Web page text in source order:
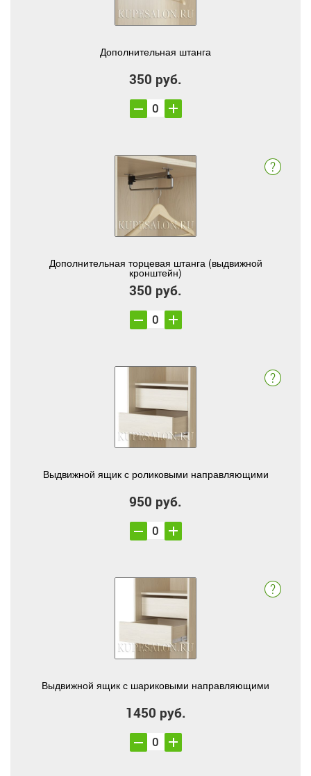
Дополнительная штанга
350 руб.
Дополнительная торцевая штанга (выдвижной
кронштейн)
350 руб.
Выдвижной ящик с роликовыми направляющими
950 руб.
Выдвижной ящик с шариковыми направляющими
1450 руб.